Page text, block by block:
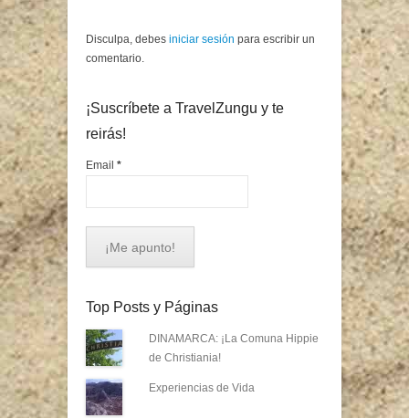
Disculpa, debes iniciar sesión para escribir un
comentario.
¡Suscríbete a TravelZungu y te
reirás!
Email *
Top Posts y Páginas
DINAMARCA: ¡La Comuna Hippie
de Christiania!
Experiencias de Vida